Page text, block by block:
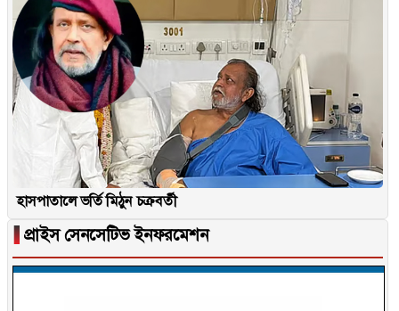
হাসপাতালে ভর্তি মিঠুন চক্রবর্তী
▐ প্রাইস সেনসেটিভ ইনফরমেশন